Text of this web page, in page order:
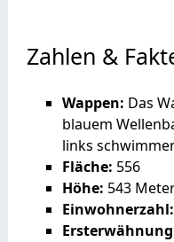
Zahlen &
Wappen: Das
blauem
links
Fläche: 556
Höhe: 543
Einwohnerzahl: